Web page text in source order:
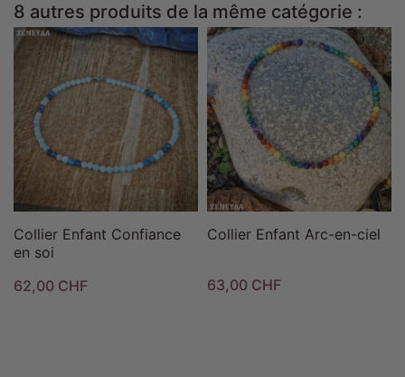
8 autres produits de la même catégorie :
Collier Enfant Confiance
en soi
62,00 CHF
Collier Enfant Arc-en-ciel
63,00 CHF